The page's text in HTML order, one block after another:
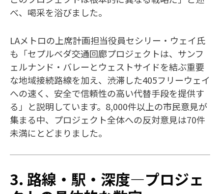
べ、喝采を浴びました。
LAメトロの上席計画担当役員セシリー・ウェイ氏
も「セプルベダ交通回廊プロジェクトは、サンフ
ェルナンド・バレーとウェストサイドを結ぶ重要
な地域接続路線を加え、渋滞した405フリーウェイ
への速く、安全で信頼性の高い代替手段を提供す
る」と説明しています。8,000件以上の市民意見が
集まる中、プロジェクト全体への反対意見は70件
未満にとどまりました。
3. 路線・駅・深度—プロジェ